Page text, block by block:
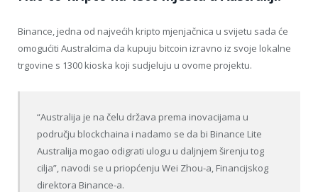
Binance, jedna od najvećih kripto mjenjačnica u svijetu sada će
omogućiti Australcima da kupuju bitcoin izravno iz svoje lokalne
trgovine s 1300 kioska koji sudjeluju u ovome projektu.
“Australija je na čelu država prema inovacijama u
području blockchaina i nadamo se da bi Binance Lite
Australija mogao odigrati ulogu u daljnjem širenju tog
cilja”, navodi se u priopćenju Wei Zhou-a, Financijskog
direktora Binance-a.